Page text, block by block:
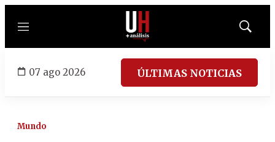
Menú
Mostrar
07 ago 2026 ÚLTIMAS NOTICIAS
Mundo